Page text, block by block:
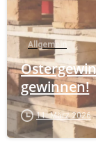
Allgemein
gewinnen!
11. März 2026